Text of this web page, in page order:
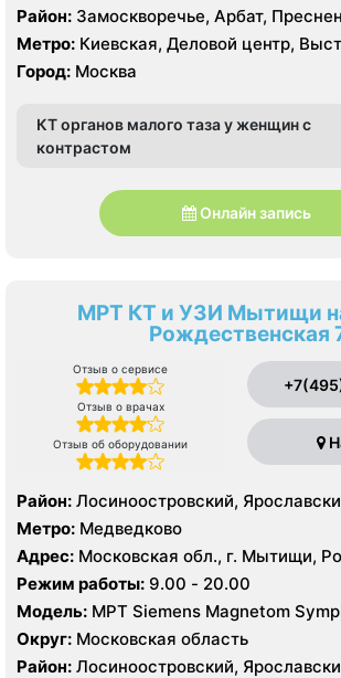
Район: Замоскворечье, Арбат,
Хамовники
Метро: Киевская, Деловой центр,
Боровицкая, Библиотека им. Ленина,
Арбатская, Краснопресненская,
Александровский сад
Город: Москва
КТ органов малого таза у женщин с
контрастом
Онлайн запись
МРТ КТ и УЗИ Мытищи
Рождественская
Отзыв о сервисе
Отзыв о врачах
Отзыв об оборудовании
Район: Лосиноостровский,
Метро: Медведково
Адрес: Московская обл., г. Мытищи,
ул., 7
Режим работы: 9.00 - 20.00
Модель: МРТ Siemens Magnetom
Siemens SOMATOM Emotion 16 срезов,
Ultrasound HD9
Округ: Московская область
Район: Лосиноостровский,